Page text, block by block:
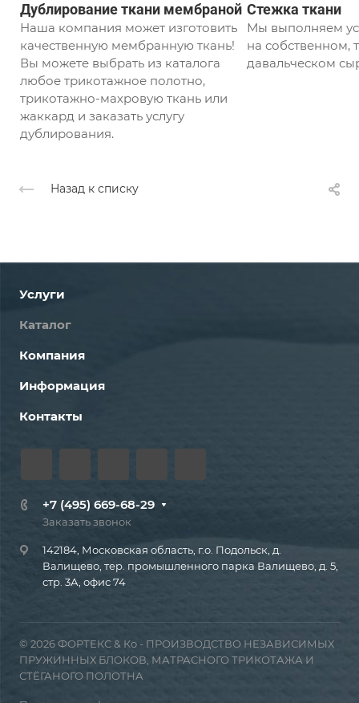
Дублирование ткани мембраной
Наша компания может изготовить
качественную мембранную ткань!
Вы можете выбрать из каталога
любое трикотажное полотно,
трикотажно-махровую ткань или
жаккард и заказать услугу
дублирования.
Стежка ткани
Мы выполняем
на собственном,
давальческом
Назад к списку
Услуги
Каталог
Компания
Информация
Контакты
+7 (495) 669-68-29
Заказать звонок
142184, Московская область, г.о. Подольск, д.
Валищево, тер. промышленного парка Валищево, д. 5,
стр. 3А, офис 74
© 2026 ФОРТЕКС & Ко - ПРОИЗВОДСТВО НЕЗАВИСИМЫХ
ПРУЖИННЫХ БЛОКОВ, МАТРАСНОГО ТРИКОТАЖА И
СТЁГАНОГО ПОЛОТНА